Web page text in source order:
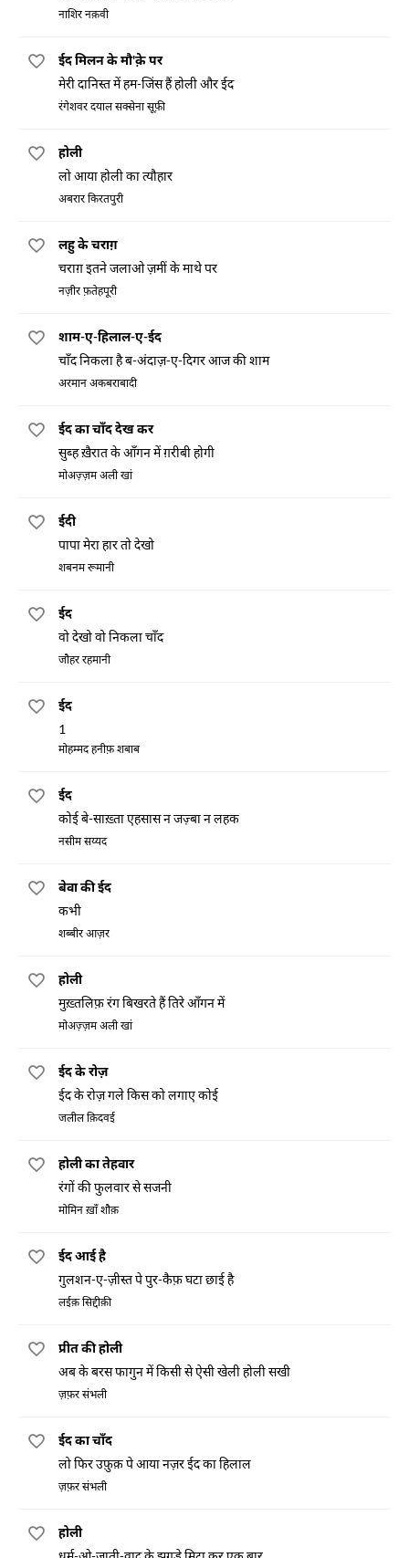
नाशिर नक़वी
ईद मिलन के मौ'क़े पर
मेरी दानिस्त में हम-जिंस हैं होली और ईद
रंगेशवर दयाल सक्सेना सूफ़ी
होली
लो आया होली का त्यौहार
अबरार किरतपुरी
लहु के चराग़
चराग़ इतने जलाओ ज़मीं के माथे पर
नज़ीर फ़तेहपूरी
शाम-ए-हिलाल-ए-ईद
चाँद निकला है ब-अंदाज़-ए-दिगर आज की शाम
अरमान अकबराबादी
ईद का चाँद देख कर
सुब्ह ख़ैरात के आँगन में ग़रीबी होगी
मोअज़्ज़म अली खां
ईदी
पापा मेरा हार तो देखो
शबनम रूमानी
ईद
वो देखो वो निकला चाँद
जौहर रहमानी
ईद
1
मोहम्मद हनीफ़ शबाब
ईद
कोई बे-साख़्ता एहसास न जज़्बा न लहक
नसीम सय्यद
बेवा की ईद
कभी
शब्बीर आज़र
होली
मुख़्तलिफ़ रंग बिखरते हैं तिरे आँगन में
मोअज़्ज़म अली खां
ईद के रोज़
ईद के रोज़ गले किस को लगाए कोई
जलील क़िदवई
होली का तेहवार
रंगों की फुलवार से सजनी
मोमिन ख़ाँ शौक़
ईद आई है
गुलशन-ए-ज़ीस्त पे पुर-कैफ़ घटा छाई है
लईक़ सिद्दीक़ी
प्रीत की होली
अब के बरस फागुन में किसी से ऐसी खेली होली सखी
ज़फ़र संभली
ईद का चाँद
लो फिर उफ़ुक़ पे आया नज़र ईद का हिलाल
ज़फ़र संभली
होली